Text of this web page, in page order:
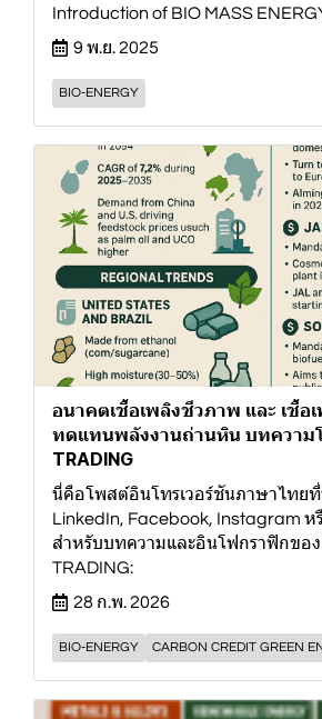
Introduction of BIO MASS
9 พ.ย. 2025
BIO-ENERGY
อนาคตเชื้อเพลิงชีวภาพ และ เชื้อ
ทดแทนพลังงานถ่านหิน บทความ
TRADING
นี่คือโพสต์อินโทรเวอร์ชันภาษาไทย
LinkedIn, Facebook, Instagram ห
สำหรับบทความและอินโฟกราฟิกของ
TRADING:
28 ก.พ. 2026
BIO-ENERGY CARBON CREDIT GREEN